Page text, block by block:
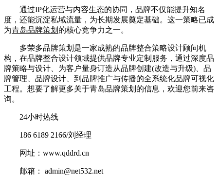
通过IP化运营与内容生态的协同，品牌不仅能提升知名
度，还能沉淀私域流量，为长期发展奠定基础。这一策略已成
为青岛品牌策划 的核心竞争力之一。
多荣多品牌策划是一家成熟的品牌整合策略设计顾问机
构，在品牌整合设计领域提供品牌专业定制服务，通过深度品
牌策略与设计、为客户量身订造从品牌创建(改造与升级)、品
牌管理、品牌设计、到品牌推广与传播的全系统化品牌可视化
工程。想要了解更多关于青岛品牌策划的信息，欢迎您前来咨
询。
24小时热线
186 6189 2166/刘经理
网址：www.qddrd.cn
邮箱： admin@net532.net